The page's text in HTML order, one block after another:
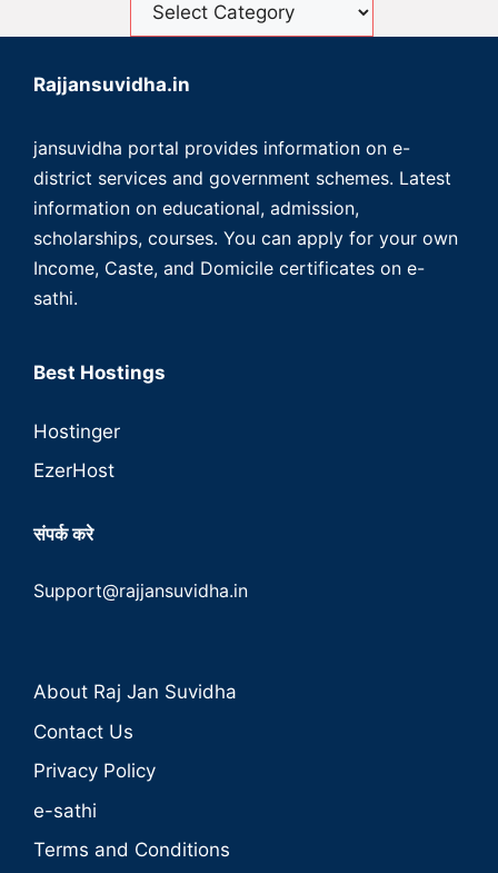
Rajjansuvidha.in
jansuvidha portal provides information on e-
district services and government schemes. Latest
information on educational, admission,
scholarships, courses. You can apply for your own
Income, Caste, and Domicile certificates on e-
sathi.
Best Hostings
Hostinger
EzerHost
संपर्क करे
Support@rajjansuvidha.in
About Raj Jan Suvidha
Contact Us
Privacy Policy
e-sathi
Terms and Conditions